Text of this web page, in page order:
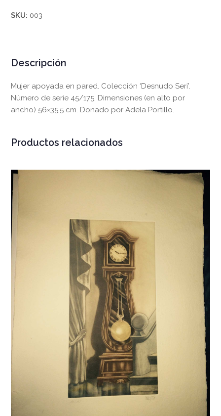
pared
SKU: 003
Descripción
Mujer apoyada en pared. Colección ‘Desnudo Seri’.
Número de serie 45/175. Dimensiones (en alto por
ancho) 56×35,5 cm. Donado por Adela Portillo.
Productos relacionados